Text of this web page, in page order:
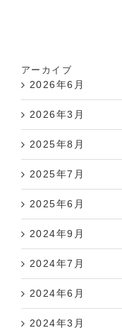
アーカイブ
2026年6月
2026年3月
2025年8月
2025年7月
2025年6月
2024年9月
2024年7月
2024年6月
2024年3月